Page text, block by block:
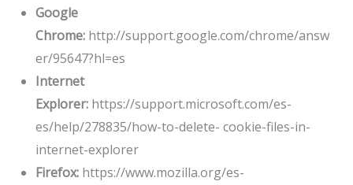
Google
Chrome:http://support.google.com/chrome/answ
er/95647?hl=es
Internet
Explorer:https://support.microsoft.com/es-
es/help/278835/how-to-delete- cookie-files-in-
internet-explorer
Firefox:https://www.mozilla.org/es-